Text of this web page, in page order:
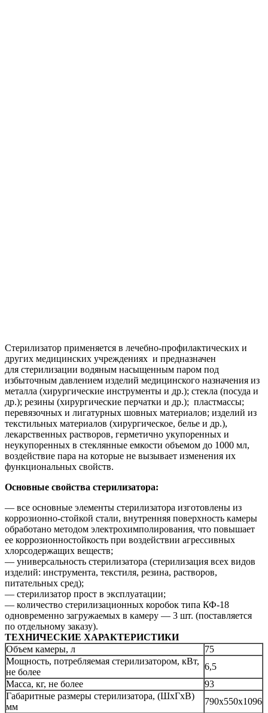
Стерилизатор применяется в лечебно-профилактических и
других медицинских учреждениях и предназначен
для стерилизации водяным насыщенным паром под
избыточным давлением изделий медицинского назначения из
металла (хирургические инструменты и др.); стекла (посуда и
др.); резины (хирургические перчатки и др.); пластмассы;
перевязочных и лигатурных шовных материалов; изделий из
текстильных материалов (хирургическое, белье и др.),
лекарственных растворов, герметично укупоренных и
неукупоренных в стеклянные емкости объемом до 1000 мл,
воздействие пара на которые не вызывает изменения их
функциональных свойств.
Основные свойства стерилизатора:
— все основные элементы стерилизатора изготовлены из
коррозионно-стойкой стали, внутренняя поверхность камеры
обработано методом электрохимполирования, что повышает
ее коррозионностойкость при воздействии агрессивных
хлорсодержащих веществ;
— универсальность стерилизатора (стерилизация всех видов
изделий: инструмента, текстиля, резина, растворов,
питательных сред);
— стерилизатор прост в эксплуатации;
— количество стерилизационных коробок типа КФ-18
одновременно загружаемых в камеру — 3 шт. (поставляется
по отдельному заказу).
ТЕХНИЧЕСКИЕ ХАРАКТЕРИСТИКИ
Объем камеры, л
75
Мощность, потребляемая стерилизатором, кВт,
не более
6,5
Масса, кг, не более
93
Габаритные размеры стерилизатора, (ШхГхВ)
мм
790х550х1096